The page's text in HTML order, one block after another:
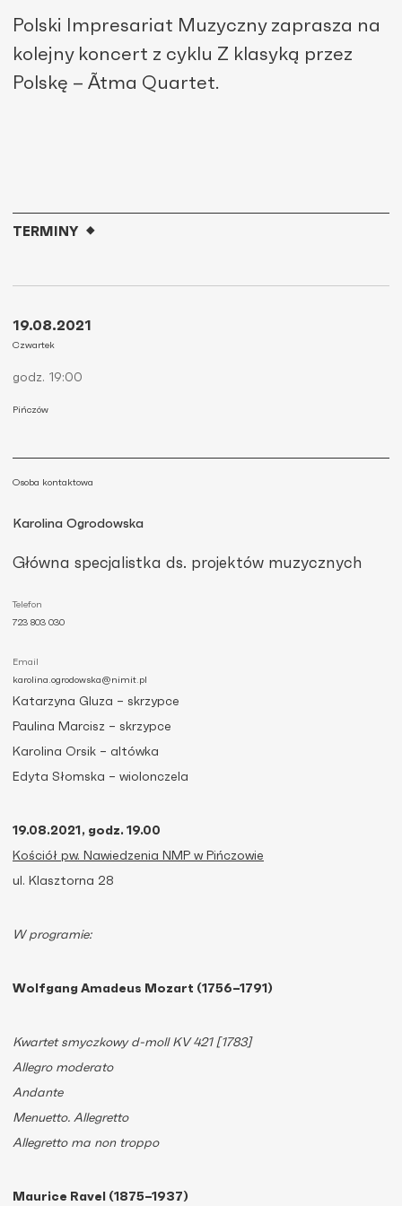
Polski Impresariat Muzyczny zaprasza na
kolejny koncert z cyklu Z klasyką przez
Polskę – Ãtma Quartet.
Katarzyna Gluza – skrzypce
Paulina Marcisz – skrzypce
Karolina Orsik – altówka
Edyta Słomska – wiolonczela
19.08.2021, godz. 19.00
Kościół pw. Nawiedzenia NMP w Pińczowie
ul. Klasztorna 28
W programie:
Wolfgang Amadeus Mozart (1756–1791)
Kwartet smyczkowy d-moll KV 421 [1783]
Allegro moderato
Andante
Menuetto. Allegretto
Allegretto ma non troppo
Maurice Ravel (1875–1937)
TERMINY
19.08.2021
Czwartek
godz. 19:00
Pińczów
Osoba kontaktowa
Karolina Ogrodowska
Główna specjalistka ds. projektów muzycznych
Telefon
723 803 030
Email
karolina.ogrodowska@nimit.pl